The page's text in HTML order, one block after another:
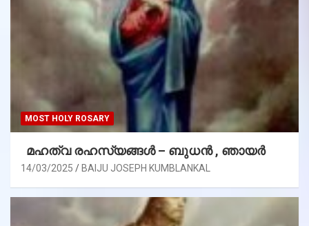
MOST HOLY ROSARY
മഹത്വ രഹസ്യങ്ങള്‍ – ബുധൻ , ഞായർ
14/03/2025 BAIJU JOSEPH KUMBLANKAL